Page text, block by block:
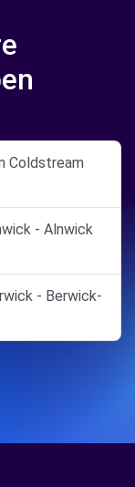
Coldstream
- Alnwick
- Berwick-